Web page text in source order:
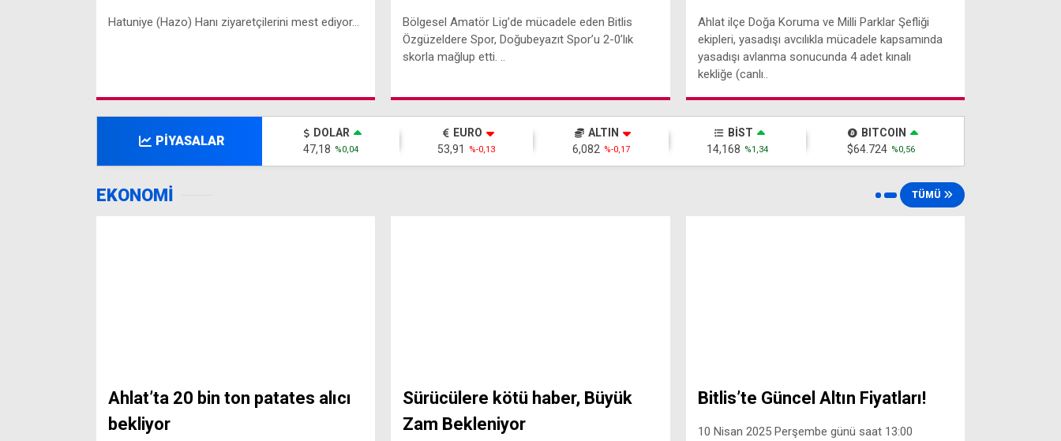
Hatuniye (Hazo) Hanı ziyaretçilerini mest ediyor...
Bölgesel Amatör Lig’de mücadele eden Bitlis
Özgüzeldere Spor, Doğubeyazıt Spor’u 2-0’lık
skorla mağlup etti. ..
Ahlat ilçe Doğa Koruma ve Milli Parklar Şefliği
ekipleri, yasadışı avcılıkla mücadele kapsamında
yasadışı avlanma sonucunda 4 adet kınalı
kekliğe (canlı..
PİYASALAR
DOLAR
47,18 %0,04
EURO
53,91
%-0,13
ALTIN
6,082 %-0,17
BİST
14,168 %1,34
BITCOIN
$64.724 %0,56
EKONOMİ TÜMÜ
Ahlat’ta 20 bin ton patates alıcı
bekliyor
Sürücülere kötü haber, Büyük
Zam Bekleniyor
Bitlis’te Güncel Altın Fiyatları!
10 Nisan 2025 Perşembe günü saat 13:00